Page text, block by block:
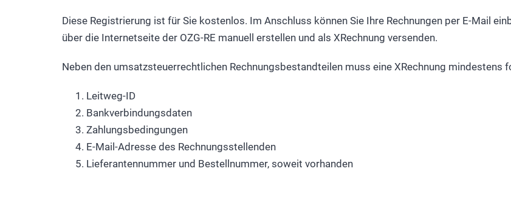
Diese Registrierung ist für Sie kostenlos. Im Anschluss können Sie Ihre Rechnungen per E-Mail
über die Internetseite der OZG-RE manuell erstellen und als XRechnung versenden.
Neben den umsatzsteuerrechtlichen Rechnungsbestandteilen muss eine XRechnung mindestens
Leitweg-ID
Bankverbindungsdaten
Zahlungsbedingungen
E-Mail-Adresse des Rechnungsstellenden
Lieferantennummer und Bestellnummer, soweit vorhanden